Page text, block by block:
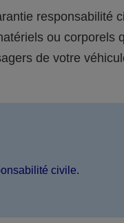
responsabilité
ou corporels
de votre
civile.